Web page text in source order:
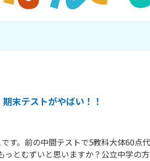
期末テストがやばい！！
す。前の中間テストで5教科大体60点
っとむずいと思いますか？公立中学の方